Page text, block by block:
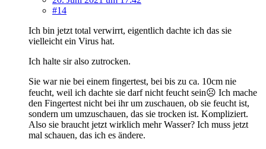
#14
Ich bin jetzt total verwirrt, eigentlich dachte ich das sie
vielleicht ein Virus hat.
Ich halte sir also zutrocken.
Sie war nie bei einem fingertest, bei bis zu ca. 10cm nie
feucht, weil ich dachte sie darf nicht feucht sein☹ Ich mache
den Fingertest nicht bei ihr um zuschauen, ob sie feucht ist,
sondern um umzuschauen, das sie trocken ist. Kompliziert.
Also sie braucht jetzt wirklich mehr Wasser? Ich muss jetzt
mal schauen, das ich es ändere.